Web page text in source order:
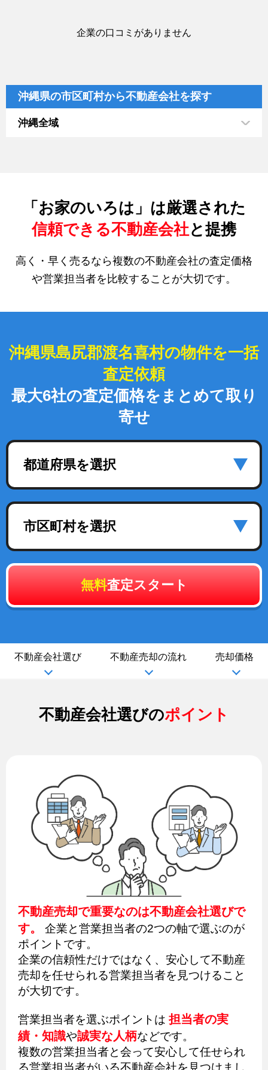
企業の口コミがありません
沖縄県の市区町村から不動産会社を探す
沖縄全域
「お家のいろは」は厳選された
信頼できる不動産会社と提携
高く・早く売るなら複数の不動産会社の査定価格
や営業担当者を比較することが大切です。
沖縄県島尻郡渡名喜村の物件を一括
査定依頼
最大6社の査定価格をまとめて取り
寄せ
都道府県を選択
市区町村を選択
無料査定スタート
不動産会社選び 不動産売却の流れ 売却価格
不動産会社選びのポイント
不動産売却で重要なのは不動産会社選びで
す。
企業と営業担当者の2つの軸で選ぶのが
ポイントです。
企業の信頼性だけではなく、安心して不動産
売却を任せられる営業担当者を見つけること
が大切です。
営業担当者を選ぶポイントは 担当者の実
績・知識や誠実な人柄などです。
複数の営業担当者と会って安心して任せられ
る営業担当者がいる不動産会社を見つけまし